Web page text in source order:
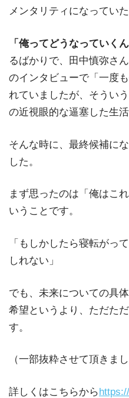
メンタリティになってい
「俺ってどうなっていく
るばかりで、田中慎弥さ
のインタビューで「一度
れていましたが、そうい
の近視眼的な逼塞した生活
そんな時に、最終候補に
した。
まず思ったのは「俺はこ
いうことです。
「もしかしたら寝転がっ
しれない」
でも、未来についての具
希望というより、ただた
す。
（一部抜粋させて頂きまし
詳しくはこちらから